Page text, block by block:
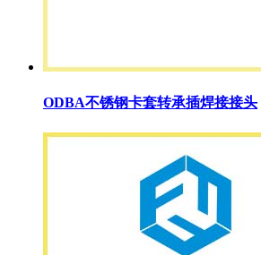
ODBA不锈钢卡套转承插焊接接头